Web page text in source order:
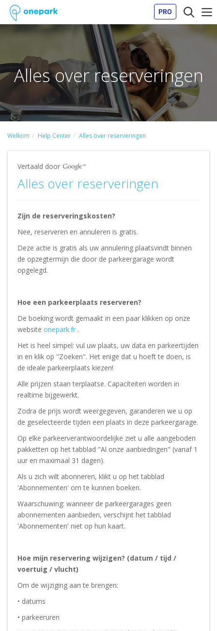
PRO
Alles over reserveringen
Welkom Help Center Alles over reserveringen
Vertaald door
Alles over reserveringen
Zijn de reserveringskosten?
Nee, reserveren en annuleren is gratis.
Deze actie is gratis als uw annulering plaatsvindt binnen
de opzegtermijn die door de parkeergarage wordt
opgelegd.
Hoe een parkeerplaats reserveren?
De boeking wordt gemaakt in een paar klikken op onze
website onepark.fr .
Het is heel simpel: vul uw plaats, uw data en parkeertijden
in en klik op "Zoeken". Het enige dat u hoeft te doen, is
de ideale parkeerplaats kiezen!
Alle prijzen staan ​​terplaatse. Capaciteiten worden in
realtime bijgewerkt.
Zodra de prijs wordt weergegeven, garanderen we u op
de geselecteerde tijden een plaats in deze parkeergarage.
Op elke parkeerverantwoordelijke ziet u alle aangeboden
pakketten op het tabblad "Al onze aanbiedingen" (vanaf 1
uur en maximaal 31 dagen).
Als u zich wilt abonneren, klikt u op het tabblad
'Abonnementen' om te kunnen boeken.
Waarschuwing: wanneer de parkeergarages geen
abonnementen aanbieden, verschijnt het tabblad
'Abonnementen' niet op hun kaart.
Hoe mijn reservering wijzigen? (datum / tijd /
voertuig / vlucht)
Om de wijziging aan te brengen:
• datums
• parkeeruren